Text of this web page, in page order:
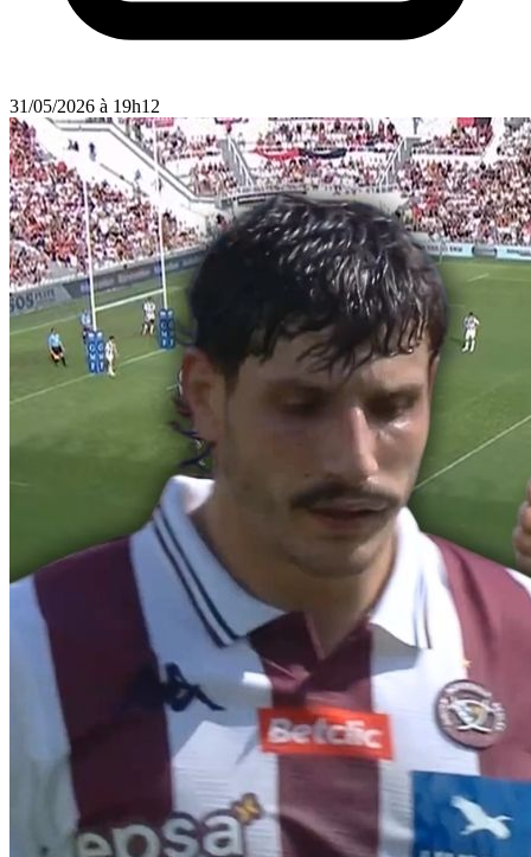
31/05/2026 à 19h12